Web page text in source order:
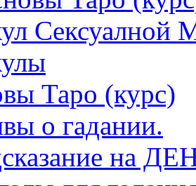
Сексуалной
Таро (курс)
о гадании.
на